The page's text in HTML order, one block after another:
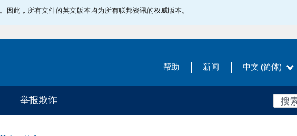
此，所有文件的英文版本均为所有联邦资讯的权威版本。
帮助 新闻 中文 (简体)
举报欺诈